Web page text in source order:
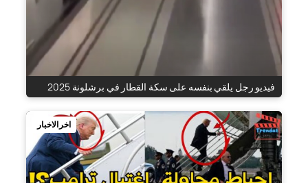
فيديو رجل يلقي بنفسه على سكة القطار في برشلونة 2025
اخر الاخبار